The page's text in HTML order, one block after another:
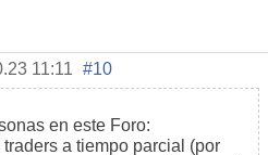
11:11 #10
en este Foro:
a tiempo parcial (por